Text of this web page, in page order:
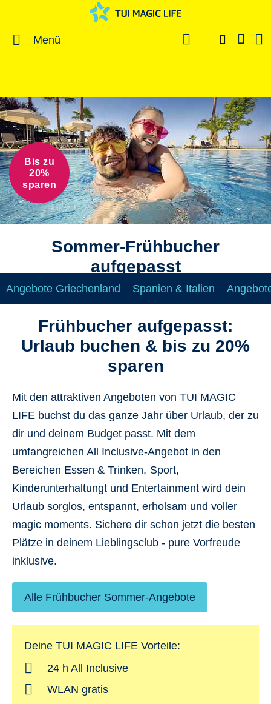
Menü
Sommer-Frühbucher
aufgepasst
Bis zu
20%
sparen
Angebote Griechenland Spanien & Italien
Frühbucher aufgepasst:
Urlaub buchen & bis zu 20%
sparen
Mit den attraktiven Angeboten von TUI MAGIC
LIFE buchst du das ganze Jahr über Urlaub, der zu
dir und deinem Budget passt. Mit dem
umfangreichen All Inclusive-Angebot in den
Bereichen Essen & Trinken, Sport,
Kinderunterhaltungt und Entertainment wird dein
Urlaub sorglos, entspannt, erholsam und voller
magic moments. Sichere dir schon jetzt die besten
Plätze in deinem Lieblingsclub - pure Vorfreude
inklusive.
Alle Frühbucher Sommer-Angebote
Deine TUI MAGIC LIFE Vorteile:
24 h All Inclusive
WLAN gratis